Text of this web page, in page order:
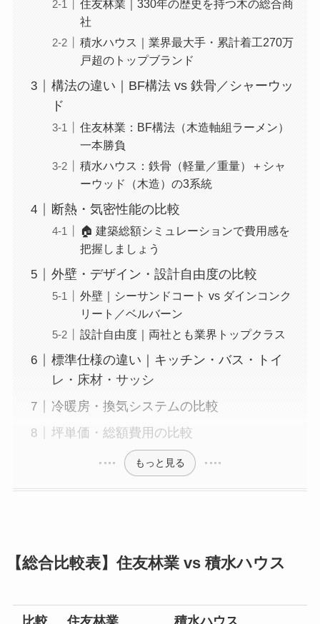
住友林業｜330年の歴史を持つ木の総合商
社
積水ハウス｜業界最大手・累計着工270万
戸超のトップブランド
構法の違い｜BF構法 vs 鉄骨／シャーウッ
ド
住友林業：BF構法（木造軸組ラーメン）
一本勝負
積水ハウス：鉄骨（軽量／重量）＋シャ
ーウッド（木造）の3系統
断熱・気密性能の比較
🏠 建築総額シミュレーションで費用感を
把握しましょう
外壁・デザイン・設計自由度の比較
外壁｜シーサンドコート vs ダインコンク
リート／ベルバーン
設計自由度｜両社とも業界トップクラス
標準仕様の違い｜キッチン・バス・トイ
レ・床材・サッシ
冷暖房・換気システムの比較
坪単価・総額費用の比較
もっと見る
【総合比較表】住友林業 vs 積水ハウス
比較
住友林業 積水ハウス